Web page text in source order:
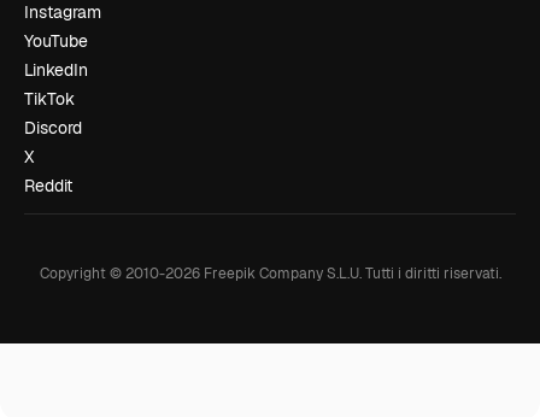
Instagram
YouTube
LinkedIn
TikTok
Discord
X
Reddit
Copyright © 2010-2026Freepik Company S.L.U. Tutti i diritti riservati.